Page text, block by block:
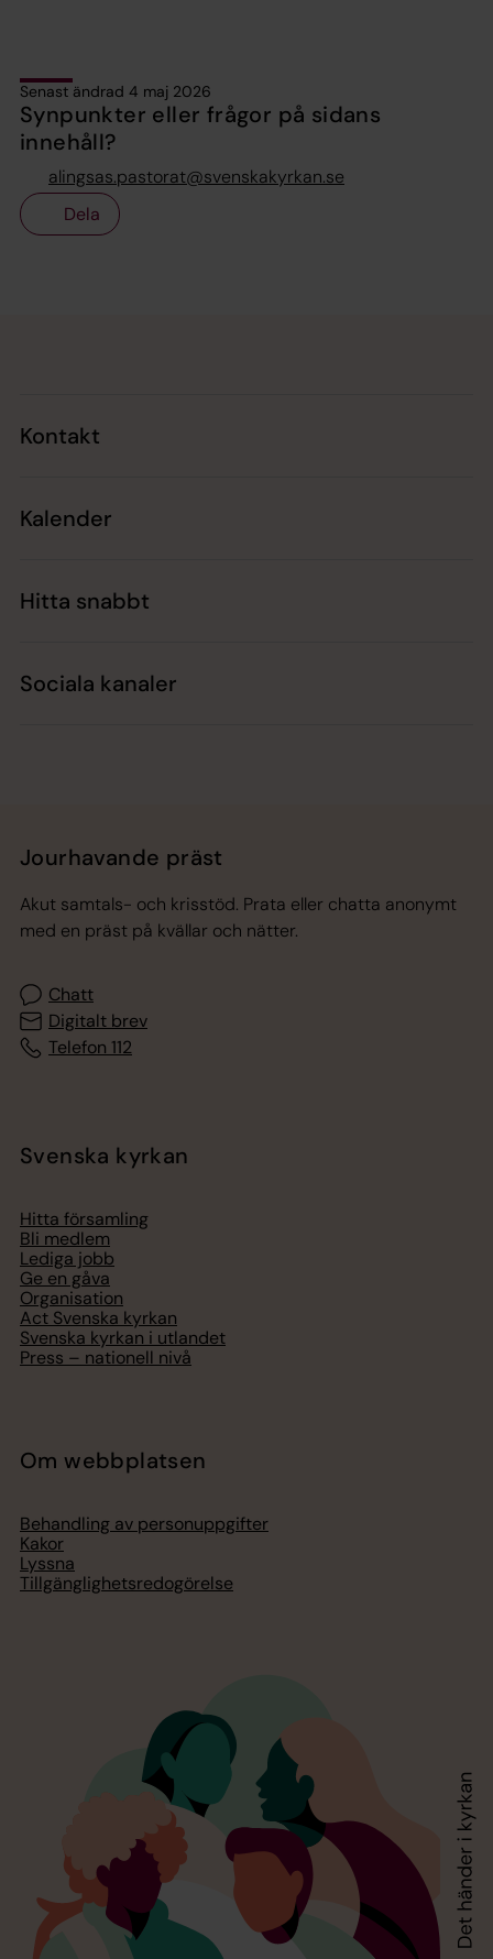
Senast ändrad 4 maj 2026
Synpunkter eller frågor på sidans
innehåll?
alingsas.pastorat@svenskakyrkan.se
Dela
Kontakt
Kalender
Hitta snabbt
Sociala kanaler
Jourhavande präst
Akut samtals- och krisstöd. Prata eller chatta anonymt
med en präst på kvällar och nätter.
Chatt
Digitalt brev
Telefon 112
Svenska kyrkan
Hitta församling
Bli medlem
Lediga jobb
Ge en gåva
Organisation
Act Svenska kyrkan
Svenska kyrkan i utlandet
Press – nationell nivå
Om webbplatsen
Behandling av personuppgifter
Kakor
Lyssna
Tillgänglighetsredogörelse